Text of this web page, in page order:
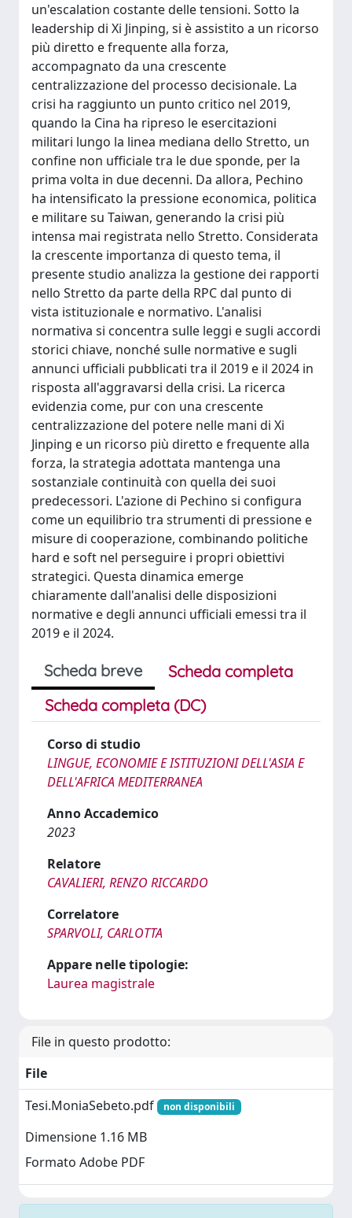
un'escalation costante delle tensioni. Sotto la
leadership di Xi Jinping, si è assistito a un ricorso
più diretto e frequente alla forza,
accompagnato da una crescente
centralizzazione del processo decisionale. La
crisi ha raggiunto un punto critico nel 2019,
quando la Cina ha ripreso le esercitazioni
militari lungo la linea mediana dello Stretto, un
confine non ufficiale tra le due sponde, per la
prima volta in due decenni. Da allora, Pechino
ha intensificato la pressione economica, politica
e militare su Taiwan, generando la crisi più
intensa mai registrata nello Stretto. Considerata
la crescente importanza di questo tema, il
presente studio analizza la gestione dei rapporti
nello Stretto da parte della RPC dal punto di
vista istituzionale e normativo. L'analisi
normativa si concentra sulle leggi e sugli accordi
storici chiave, nonché sulle normative e sugli
annunci ufficiali pubblicati tra il 2019 e il 2024 in
risposta all'aggravarsi della crisi. La ricerca
evidenzia come, pur con una crescente
centralizzazione del potere nelle mani di Xi
Jinping e un ricorso più diretto e frequente alla
forza, la strategia adottata mantenga una
sostanziale continuità con quella dei suoi
predecessori. L'azione di Pechino si configura
come un equilibrio tra strumenti di pressione e
misure di cooperazione, combinando politiche
hard e soft nel perseguire i propri obiettivi
strategici. Questa dinamica emerge
chiaramente dall'analisi delle disposizioni
normative e degli annunci ufficiali emessi tra il
2019 e il 2024.
Scheda breve
Scheda completa
Scheda completa (DC)
Corso di studio
LINGUE, ECONOMIE E ISTITUZIONI DELL'ASIA E
DELL'AFRICA MEDITERRANEA
Anno Accademico
2023
Relatore
CAVALIERI, RENZO RICCARDO
Correlatore
SPARVOLI, CARLOTTA
Appare nelle tipologie:
Laurea magistrale
File in questo prodotto:
File
Tesi.MoniaSebeto.pdf
non disponibili
Dimensione 1.16 MB
Formato Adobe PDF